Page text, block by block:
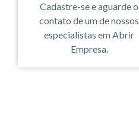
Cadastre-se e aguarde o
contato de um de nossos
especialistas em Abrir
Empresa.